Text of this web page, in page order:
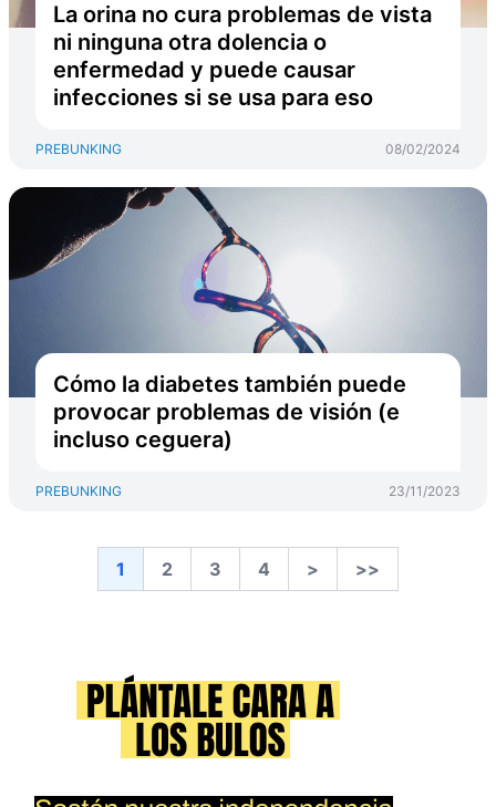
La orina no cura problemas de vista
ni ninguna otra dolencia o
enfermedad y puede causar
infecciones si se usa para eso
PREBUNKING 08/02/2024
Cómo la diabetes también puede
provocar problemas de visión (e
incluso ceguera)
PREBUNKING 23/11/2023
1 2 3 4 > >>